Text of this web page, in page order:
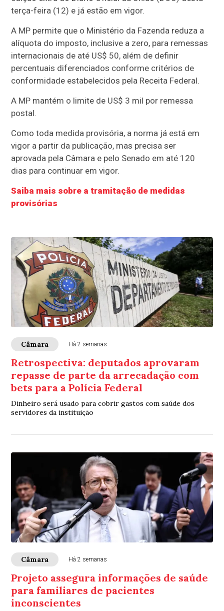
terça-feira (12) e já estão em vigor.
A MP permite que o Ministério da Fazenda reduza a
alíquota do imposto, inclusive a zero, para remessas
internacionais de até US$ 50, além de definir
percentuais diferenciados conforme critérios de
conformidade estabelecidos pela Receita Federal.
A MP mantém o limite de US$ 3 mil por remessa
postal.
Como toda medida provisória, a norma já está em
vigor a partir da publicação, mas precisa ser
aprovada pela Câmara e pelo Senado em até 120
dias para continuar em vigor.
Saiba mais sobre a tramitação de medidas
provisórias
Câmara Há 2 semanas
Retrospectiva: deputados aprovaram
repasse de parte da arrecadação com
bets para a Polícia Federal
Dinheiro será usado para cobrir gastos com saúde dos
servidores da instituição
Câmara Há 2 semanas
Projeto assegura informações de saúde
para familiares de pacientes
inconscientes